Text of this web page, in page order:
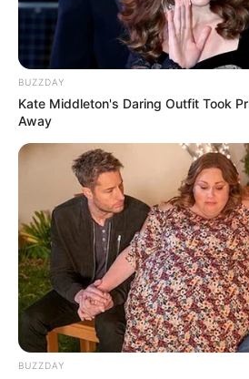
Merinding
Bikin Ngakak, 10 Potret
Cosplay Murah Pakai Bahan
Seadanya
BUZZDAY
Kate Middleton's Daring Outfit Took
Away
BUZZDAY